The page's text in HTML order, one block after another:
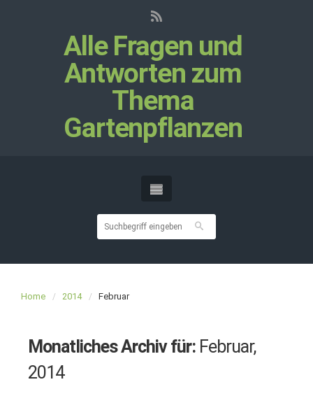
Alle Fragen und
Antworten zum
Thema
Gartenpflanzen
Home 2014 Februar
Monatliches Archiv für: Februar,
2014